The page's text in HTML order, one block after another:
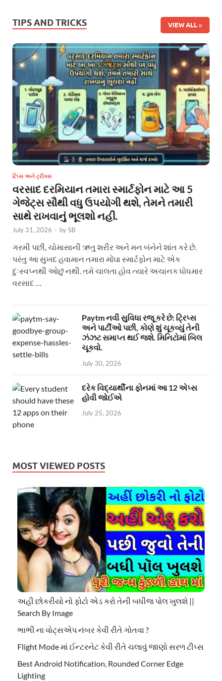
TIPS AND TRICKS VIEW ALL
ટિપ્સ અને ટ્રીક્સ
વરસાદ દરમિયાન તમારા સ્માર્ટફોન માટે આ 5
ગેજેટ્સ સૌથી વધુ ઉપયોગી થશે, તેમને તમારી
સાથે રાખવાનું ભૂલશો નહીં.
July 31, 2026 - bySB
ગરમી પછી, ચોમાસાની ઋતુ શરીર અને મન બંનેને શાંત કરે છે.
પરંતુ આ સુખદ હવામાન તમારા મોંઘા સ્માર્ટફોન માટે એક
દુઃસ્વપ્નથી ઓછું નથી. તમે ચાલતા હોવ ત્યારે અચાનક ધોધમાર
વરસાદ …
Paytm નવી સુવિધા રજૂ કરે છે: ટ્રિપ્સ
અને પાર્ટીઓ પછી, કોણે શું ચૂકવ્યું તેની
ઝંઝટ સમાપ્ત થઈ જશે. મિનિટોમાં બિલ
ચૂકવો.
July 30, 2026
દરેક વિદ્યાર્થીના ફોનમાં આ 12 એપ્સ
હોવી જોઈએ
July 25, 2026
MOST VIEWED POSTS
અહી છોકરીયો નો ફોટો એડ કરો તેની બધીજ પોલ ખુલશે ||
Search By Image
ભાભી ના વોટ્સએપ નંબર કેવી રીતે ગોતવા ?
Flight Mode માં ઈન્ટરનેટ કેવી રીતે ચલાવું જાણો સરળ ટીપ્સ
Best Android Notification, Rounded Corner Edge
Lighting